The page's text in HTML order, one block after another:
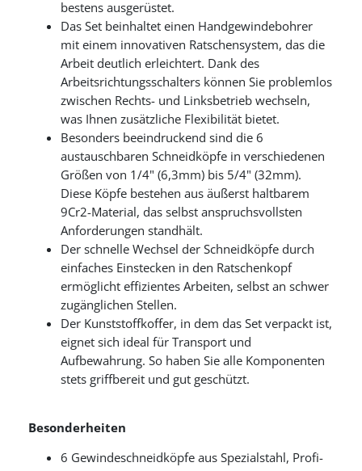
bestens ausgerüstet.
Das Set beinhaltet einen Handgewindebohrer
mit einem innovativen Ratschensystem, das die
Arbeit deutlich erleichtert. Dank des
Arbeitsrichtungsschalters können Sie problemlos
zwischen Rechts- und Linksbetrieb wechseln,
was Ihnen zusätzliche Flexibilität bietet.
Besonders beeindruckend sind die 6
austauschbaren Schneidköpfe in verschiedenen
Größen von 1/4" (6,3mm) bis 5/4" (32mm).
Diese Köpfe bestehen aus äußerst haltbarem
9Cr2-Material, das selbst anspruchsvollsten
Anforderungen standhält.
Der schnelle Wechsel der Schneidköpfe durch
einfaches Einstecken in den Ratschenkopf
ermöglicht effizientes Arbeiten, selbst an schwer
zugänglichen Stellen.
Der Kunststoffkoffer, in dem das Set verpackt ist,
eignet sich ideal für Transport und
Aufbewahrung. So haben Sie alle Komponenten
stets griffbereit und gut geschützt.
Besonderheiten
6 Gewindeschneidköpfe aus Spezialstahl, Profi-